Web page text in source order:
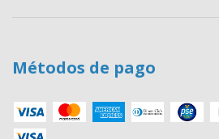
Métodos de pago